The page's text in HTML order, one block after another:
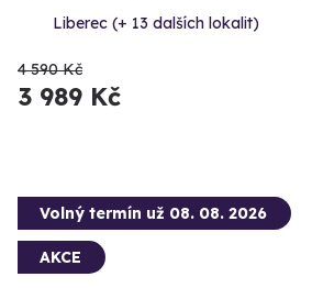
Liberec (+ 13 dalších lokalit)
4 590 Kč
3 989 Kč
Volný termín už 08. 08. 2026
AKCE